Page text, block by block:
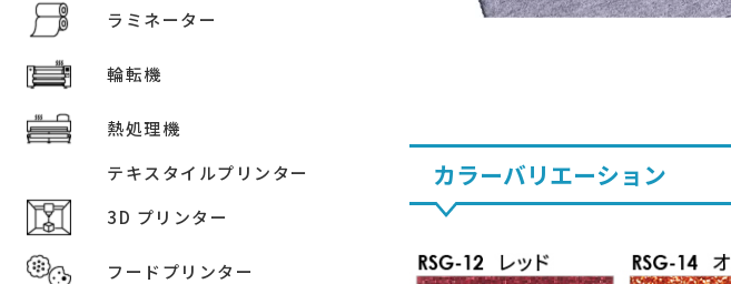
ラミネーター
輪転機
熱処理機
テキスタイルプリンター
3D プリンター
フードプリンター
カラーバリエーション